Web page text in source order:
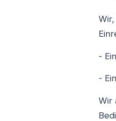
-
-
Wir